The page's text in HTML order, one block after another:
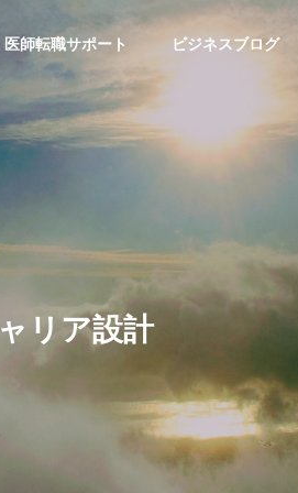
医師転職サポート ビジネスブログ
ャ リア設計